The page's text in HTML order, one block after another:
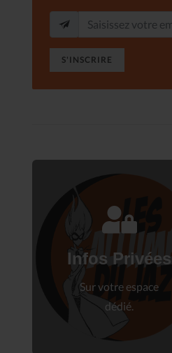
S'INSCRIRE
Infos Privées
Sur votre espace
dédié.
Connectez-vous
à votre espace privé.